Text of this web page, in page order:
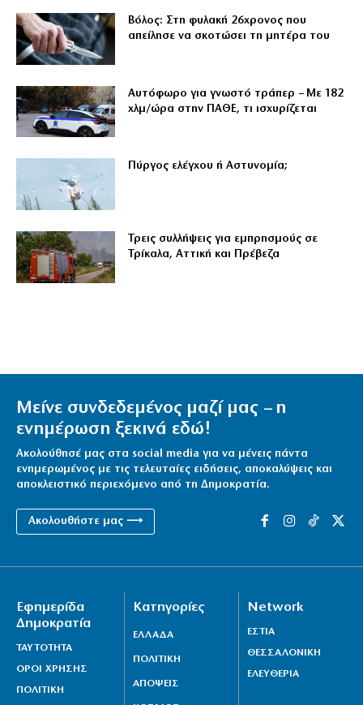
Βόλος: Στη φυλακή 26χρονος που
απείλησε να σκοτώσει τη μητέρα του
Αυτόφωρο για γνωστό τράπερ – Με 182
χλμ/ώρα στην ΠΑΘΕ, τι ισχυρίζεται
Πύργος ελέγχου ή Αστυνομία;
Τρεις συλλήψεις για εμπρησμούς σε
Τρίκαλα, Αττική και Πρέβεζα
Μείνε συνδεδεμένος μαζί μας – η
ενημέρωση ξεκινά εδώ!
Ακολούθησέ μας στα social media για να μένεις πάντα
ενημερωμένος με τις τελευταίες ειδήσεις, αποκαλύψεις και
αποκλειστικό περιεχόμενο από τη Δημοκρατία.
Ακολουθήστε μας ⟶
Εφημερίδα
Δημοκρατία
ΤΑΥΤΟΤΗΤΑ
ΟΡΟΙ ΧΡΗΣΗΣ
ΠΟΛΙΤΙΚΗ
Κατηγορίες
ΕΛΛΑΔΑ
ΠΟΛΙΤΙΚΗ
ΑΠΟΨΕΙΣ
Network
ΕΣΤΙΑ
ΘΕΣΣΑΛΟΝΙΚΗ
ΕΛΕΥΘΕΡΙΑ